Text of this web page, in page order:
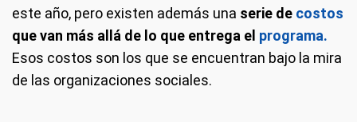
este año, pero existen además una serie de costos
que van más allá de lo que entrega el programa.
Esos costos son los que se encuentran bajo la mira
de las organizaciones sociales.